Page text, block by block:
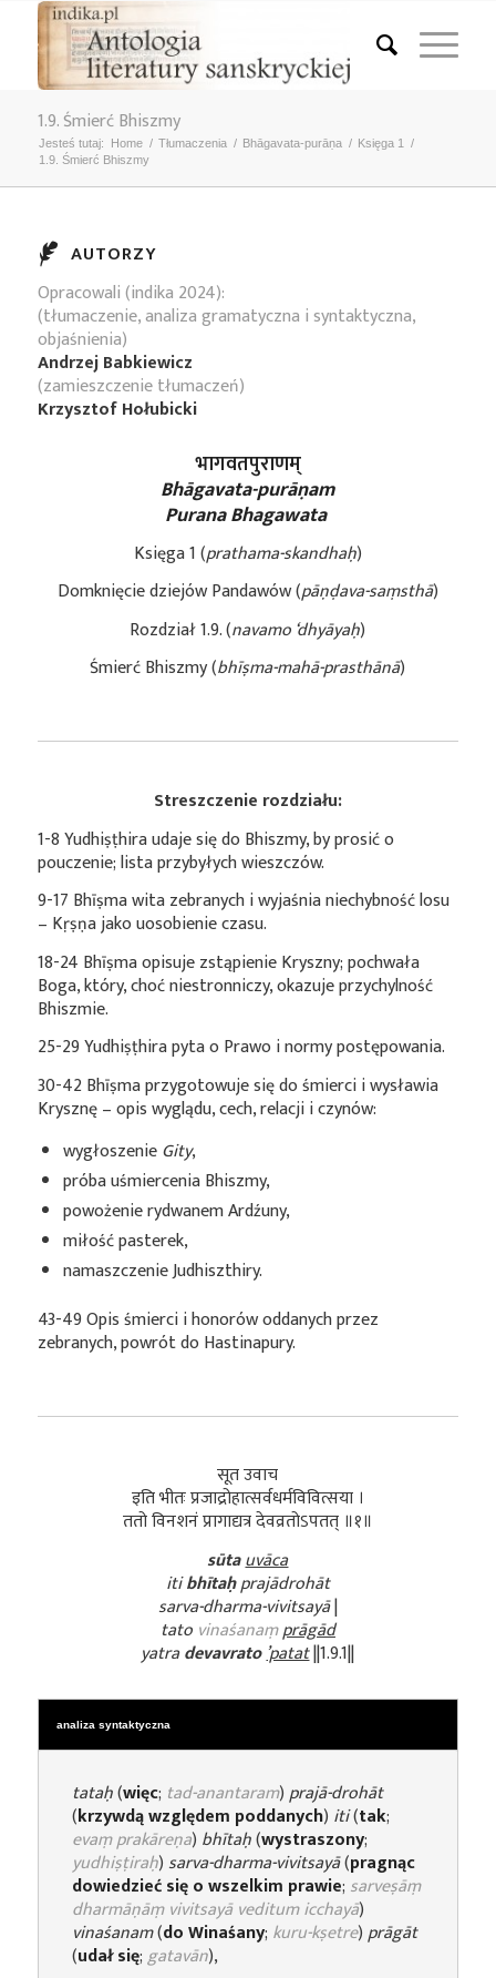
1.9. Śmierć Bhiszmy
Jesteś tutaj: Home / Tłumaczenia / Bhāgavata-purāṇa / Księga 1
/
1.9. Śmierć Bhiszmy
AUTORZY
Opracowali (indika 2024):
(tłumaczenie, analiza gramatyczna i syntaktyczna,
objaśnienia)
Andrzej Babkiewicz
(zamieszczenie tłumaczeń)
Krzysztof Hołubicki
भागवतपुराणम्
Bhāgavata-purāṇam
Purana Bhagawata
Księga 1 (prathama-skandhaḥ)
Domknięcie dziejów Pandawów (pāṇḍava-saṃsthā)
Rozdział 1.9. (navamo ‘dhyāyaḥ)
Śmierć Bhiszmy (bhīṣma-mahā-prasthānā)
Streszczenie rozdziału:
1-8 Yudhiṣṭhira udaje się do Bhiszmy, by prosić o
pouczenie; lista przybyłych wieszczów.
9-17 Bhīṣma wita zebranych i wyjaśnia niechybność losu
– Kṛṣṇa jako uosobienie czasu.
18-24 Bhīṣma opisuje zstąpienie Kryszny; pochwała
Boga, który, choć niestronniczy, okazuje przychylność
Bhiszmie.
25-29 Yudhiṣṭhira pyta o Prawo i normy postępowania.
30-42 Bhīṣma przygotowuje się do śmierci i wysławia
Krysznę – opis wyglądu, cech, relacji i czynów:
wygłoszenieGity,
próba uśmiercenia Bhiszmy,
powożenie rydwanem Ardźuny,
miłość pasterek,
namaszczenie Judhiszthiry.
43-49 Opis śmierci i honorów oddanych przez
zebranych, powrót do Hastinapury.
सूत उवाच
इति भीतः प्रजाद्रोहात्सर्वधर्मविवित्सया ।
ततो विनशनं प्रागाद्यत्र देवव्रतोऽपतत् ॥१॥
sūtauvāca
itibhītaḥprajādrohāt
sarva-dharma-vivitsayā|
tato vinaśanaṃprāgād
yatradevavrato’patat||1.9.1||
analiza syntaktyczna
tataḥ(więc; tad-anantaram)prajā-drohāt
(krzywdą względem poddanych) iti(tak;
evaṃ prakāreṇa) bhītaḥ(wystraszony;
yudhiṣṭiraḥ)sarva-dharma-vivitsayā(pragnąc
dowiedzieć się o wszelkim prawie; sarveṣāṃ
dharmāṇāṃ vivitsayā veditum icchayā)
vinaśanam(do Winaśany; kuru-kṣetre)prāgāt
(udał się;gatavān),